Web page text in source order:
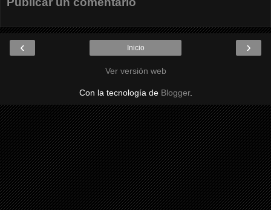
‹ ›
Inicio
Ver versión web
Con la tecnología de Blogger.